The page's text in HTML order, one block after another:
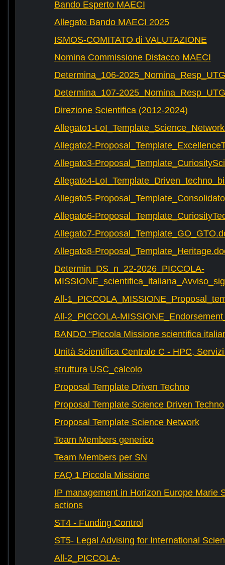
Bando Esperto MAECI
Allegato Bando MAECI 2025
ISMOS-COMITATO di VALUTAZIONE
Nomina Commissione Distacco MAECI
Determina_106-
Determina_107-
Direzione Scientifica (2012-2024)
Allegato1-
Allegato2-
Allegato3-
Allegato4-
Allegato5-
Allegato6-
Allegato7-
Allegato8-
Determin_DS_n_22-2026_PICCOLA-
All-
All-2_PICCOLA-
BANDO “Piccola Missione scientifica
Unità Scientifica Centrale C - HPC,
struttura USC_calcolo
Proposal Template Driven Techno
Proposal Template Science Driven Techno
Proposal Template Science Network
Team Members generico
Team Members per SN
FAQ 1 Piccola Missione
IP management in Horizon Europe Marie
actions
ST4 - Funding Control
ST5- Legal Advising for International
All-2_PICCOLA-